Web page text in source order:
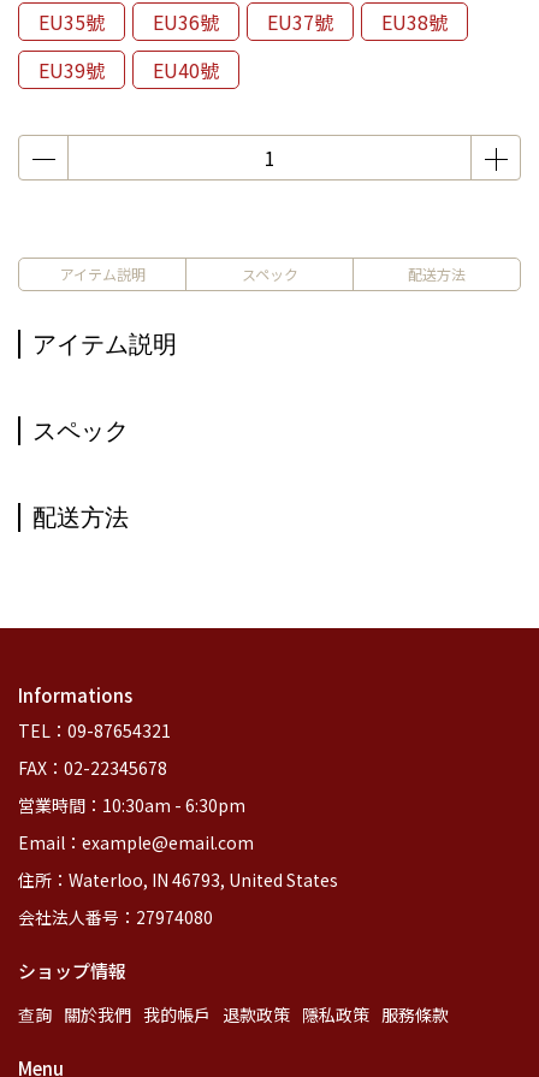
EU35號
EU36號 EU37號
EU38號
EU39號
EU40號
アイテム説明 スペック 配送方法
アイテム説明
スペック
配送方法
Informations
TEL：09-87654321
FAX：02-22345678
営業時間：10:30am - 6:30pm
Email：example@email.com
住所：Waterloo, IN 46793, United States
会社法人番号：27974080
ショップ情報
查詢 關於我們 我的帳戶 退款政策 隱私政策 服務條款
Menu